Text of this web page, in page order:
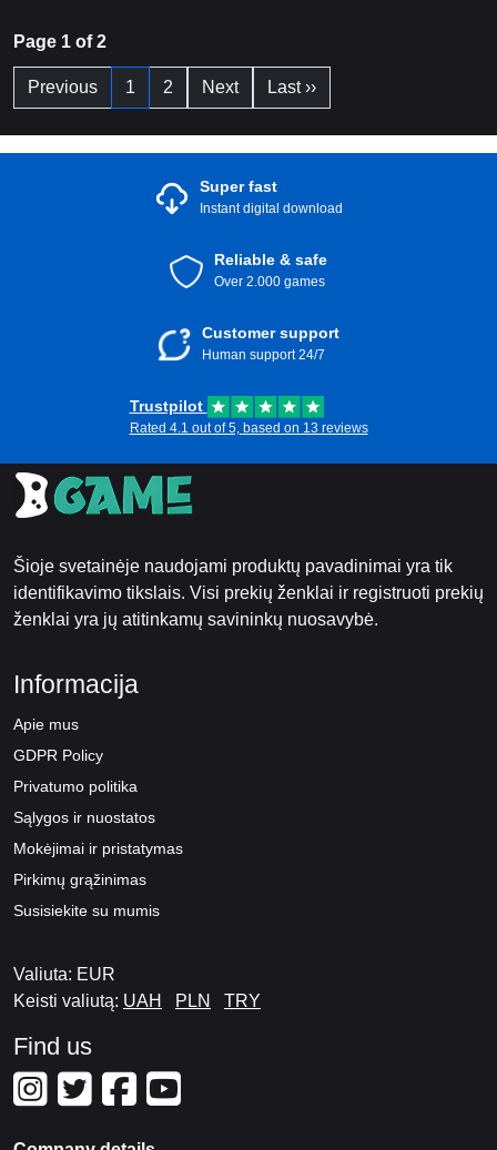
Page 1 of 2
Previous 1 2 Next Last ››
Super fast
Instant digital download
Reliable & safe
Over 2.000 games
Customer support
Human support 24/7
Trustpilot
Rated 4.1 out of 5, based on 13 reviews
Šioje svetainėje naudojami produktų pavadinimai yra tik
identifikavimo tikslais. Visi prekių ženklai ir registruoti prekių
ženklai yra jų atitinkamų savininkų nuosavybė.
Informacija
Apie mus
GDPR Policy
Privatumo politika
Sąlygos ir nuostatos
Mokėjimai ir pristatymas
Pirkimų grąžinimas
Susisiekite su mumis
Valiuta: EUR
Keisti valiutą: UAH PLN TRY
Find us